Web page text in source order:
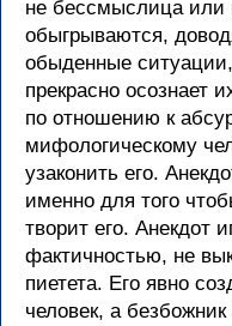
не бессмыслица или
обыгрываются,
обыденные
прекрасно осознает
по отношению к
мифологическому
узаконить его.
именно для того
творит его. Анекдот
фактичностью, не
пиетета. Его явно
человек, а